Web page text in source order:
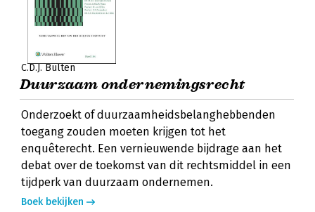
C.D.J. Bulten
Duurzaam ondernemingsrecht
Onderzoekt of duurzaamheidsbelanghebbenden
toegang zouden moeten krijgen tot het
enquêterecht. Een vernieuwende bijdrage aan het
debat over de toekomst van dit rechtsmiddel in een
tijdperk van duurzaam ondernemen.
Boek bekijken